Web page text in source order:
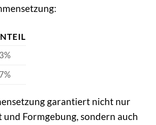
garantiert nicht nur
Formgebung, sondern auch